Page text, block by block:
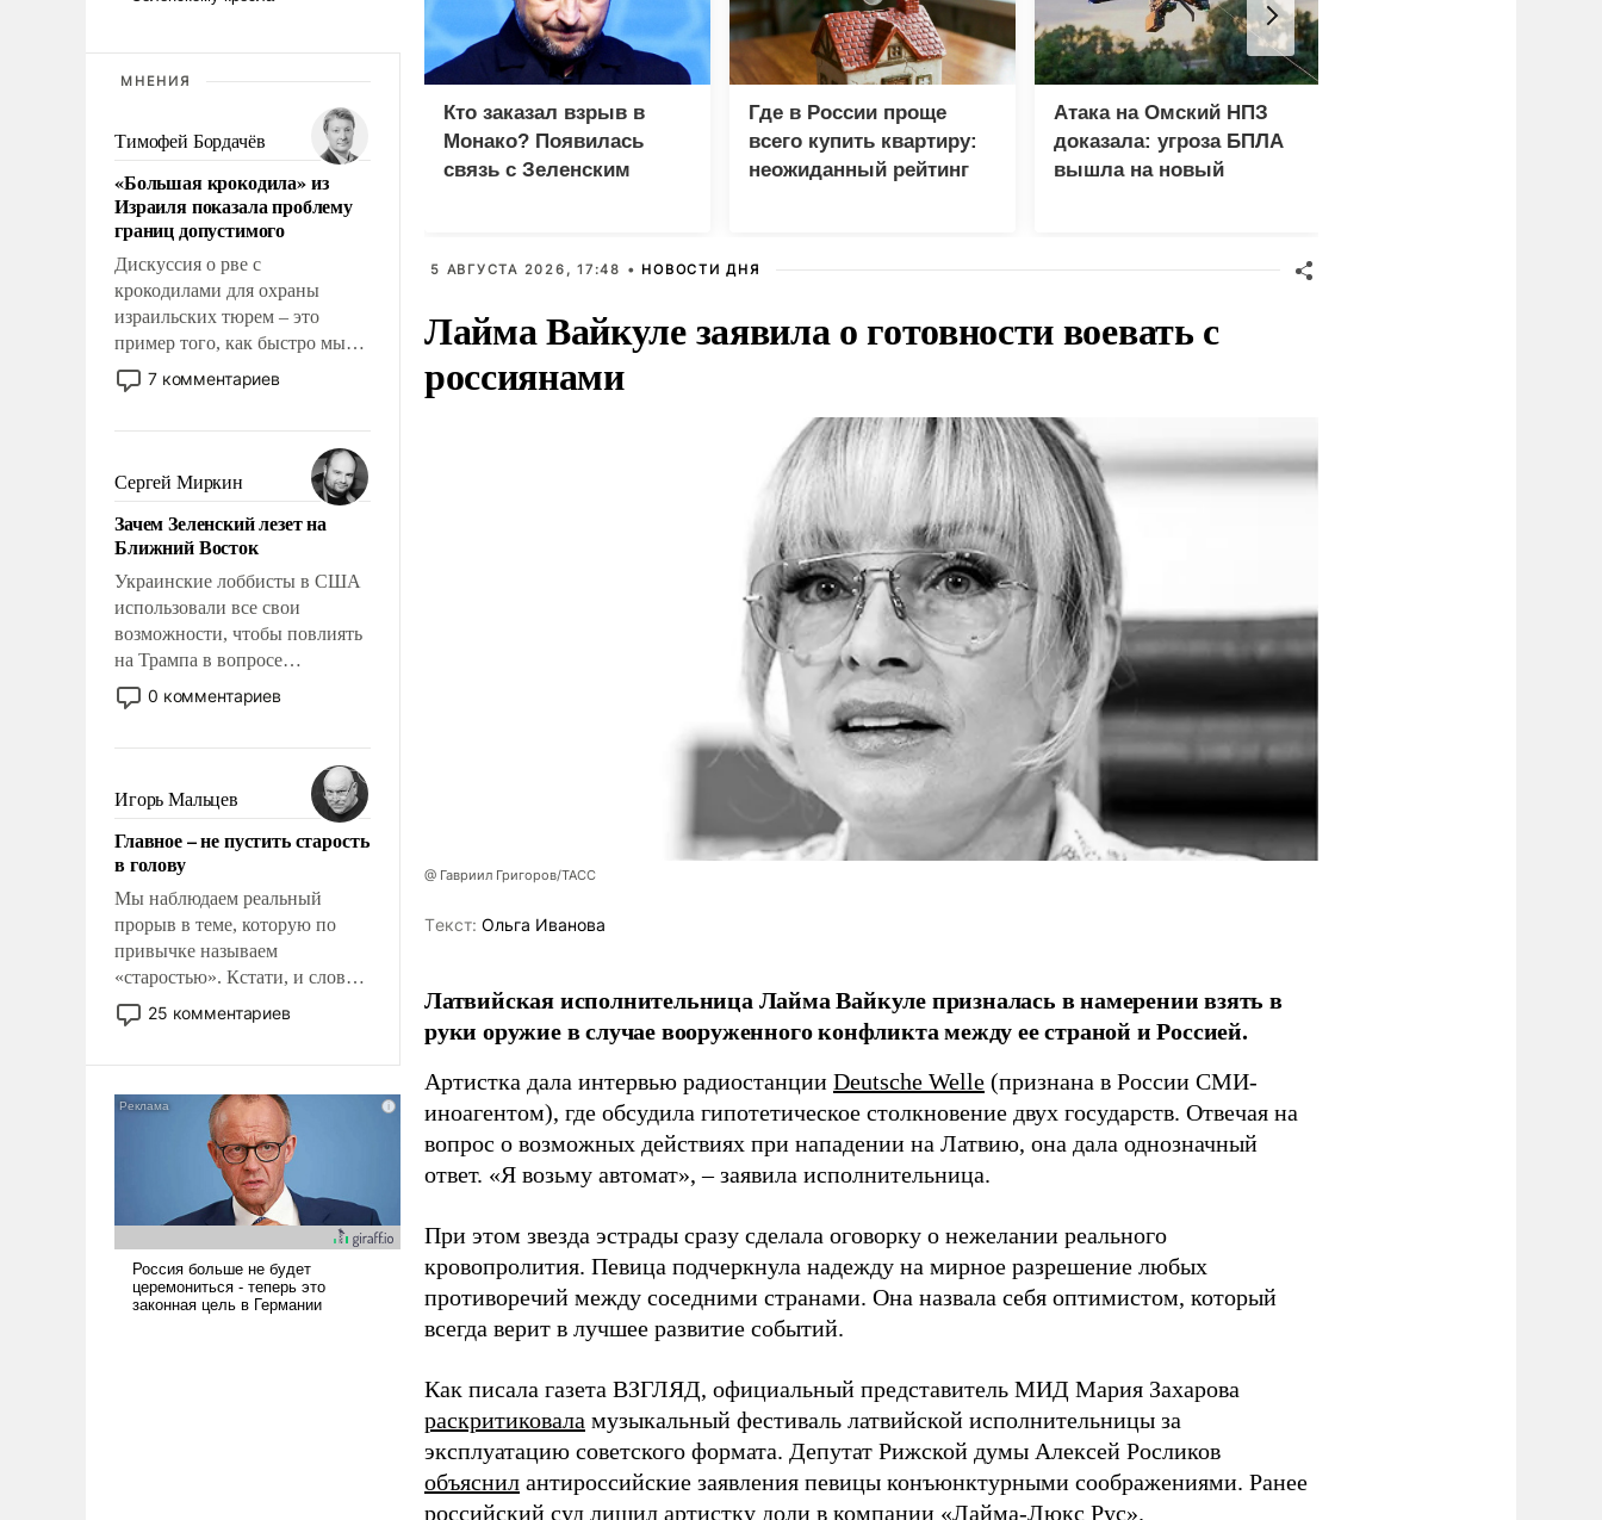
МНЕНИЯ
Тимофей Бордачёв
«Большая крокодила» из
Израиля показала проблему
границ допустимого
Дискуссия о рве с
крокодилами для охраны
израильских тюрем – это
пример того, как быстро мы
двигаемся по пути
революционных изменений.
псевдонаучной фантастики,
стало всерьез обсуждаемой
идеей.
7 комментариев
Сергей Миркин
Зачем Зеленский лезет на
Ближний Восток
Украинские лоббисты в США
использовали все свои
возможности, чтобы повлиять
на Трампа в вопросе
предоставления вооружений
своим нанимателям. Вероятно,
консультирует Киев, пришла в
голову мысль: хорошо бы
продемонстрировать, что
Украина вступила в
вооруженное противостояние
с Ираном.
0 комментариев
Игорь Мальцев
Главное – не пустить старость
в голову
Мы наблюдаем реальный
прорыв в теме, которую по
привычке называем
«старостью». Кстати, и слово-
то это уже стараются не
использовать – так же, как
что оно уже несет негативные
коннотации.
25 комментариев
Кто заказал взрыв в
Монако? Появилась
связь с Зеленским
Где в России проще
всего купить квартиру:
неожиданный рейтинг
Атака на Омский НПЗ
доказала: угроза БПЛА
вышла на новый
5 АВГУСТА 2026, 17:48 • НОВОСТИ ДНЯ
Лайма Вайкуле заявила о готовности воевать с
россиянами
@ Гавриил Григоров/ТАСС
Tекст: Ольга Иванова
Латвийская исполнительница Лайма Вайкуле призналась в намерении взять в
руки оружие в случае вооруженного конфликта между ее страной и Россией.
Артистка дала интервью радиостанции Deutsche Welle (признана в России СМИ-
иноагентом), где обсудила гипотетическое столкновение двух государств. Отвечая на
вопрос о возможных действиях при нападении на Латвию, она дала однозначный
ответ. «Я возьму автомат», – заявила исполнительница.
При этом звезда эстрады сразу сделала оговорку о нежелании реального
кровопролития. Певица подчеркнула надежду на мирное разрешение любых
противоречий между соседними странами. Она назвала себя оптимистом, который
всегда верит в лучшее развитие событий.
Как писала газета ВЗГЛЯД, официальный представитель МИД Мария Захарова
раскритиковала музыкальный фестиваль латвийской исполнительницы за
эксплуатацию советского формата. Депутат Рижской думы Алексей Росликов
объяснил антироссийские заявления певицы конъюнктурными соображениями. Ранее
российский суд лишил артистку доли в компании «Лайма-Люкс Рус».